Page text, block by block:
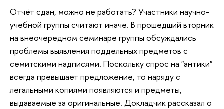
Отчёт сдан, можно не работать? Участники научно-
учебной группы считают иначе. В прошедший вторник
на внеочередном семинаре группы обсуждались
проблемы выявления поддельных предметов с
семитскими надписями. Поскольку спрос на "антики"
всегда превышает предложение, то наряду с
легальными копиями появляются и предметы,
выдаваемые за оригинальные. Докладчик рассказал о